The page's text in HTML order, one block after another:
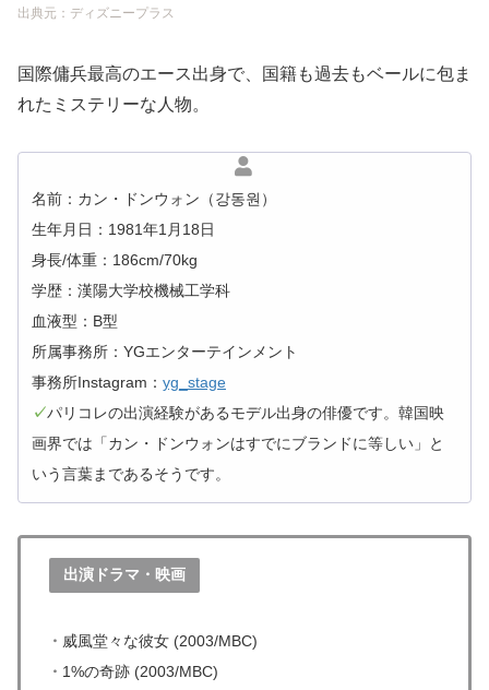
出典元：ディズニープラス
国際傭兵最高のエース出身で、国籍も過去もベールに包ま
れたミステリーな人物。
名前：カン・ドンウォン（강동원）
生年月日：1981年1月18日
身長/体重：186cm/70kg
学歴：漢陽大学校機械工学科
血液型：B型
所属事務所：YGエンターテインメント
事務所Instagram： yg_stage
✓パリコレの出演経験があるモデル出身の俳優です。韓国映
画界では「カン・ドンウォンはすでにブランドに等しい」と
いう言葉まであるそうです。
出演ドラマ・映画
・ 威風堂々な彼女 (2003/MBC)
・ 1%の奇跡 (2003/MBC)